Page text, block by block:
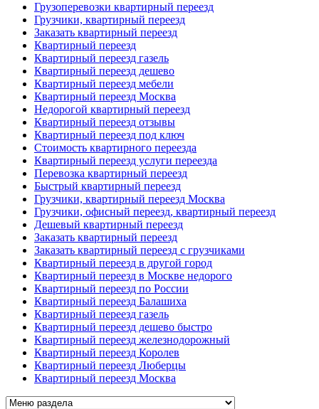
Грузоперевозки квартирный переезд
Грузчики, квартирный переезд
Заказать квартирный переезд
Квартирный переезд
Квартирный переезд газель
Квартирный переезд дешево
Квартирный переезд мебели
Квартирный переезд Москва
Недорогой квартирный переезд
Квартирный переезд отзывы
Квартирный переезд под ключ
Стоимость квартирного переезда
Квартирный переезд услуги переезда
Перевозка квартирный переезд
Быстрый квартирный переезд
Грузчики, квартирный переезд Москва
Грузчики, офисный переезд, квартирный переезд
Дешевый квартирный переезд
Заказать квартирный переезд
Заказать квартирный переезд с грузчиками
Квартирный переезд в другой город
Квартирный переезд в Москве недорого
Квартирный переезд по России
Квартирный переезд Балашиха
Квартирный переезд газель
Квартирный переезд дешево быстро
Квартирный переезд железнодорожный
Квартирный переезд Королев
Квартирный переезд Люберцы
Квартирный переезд Москва